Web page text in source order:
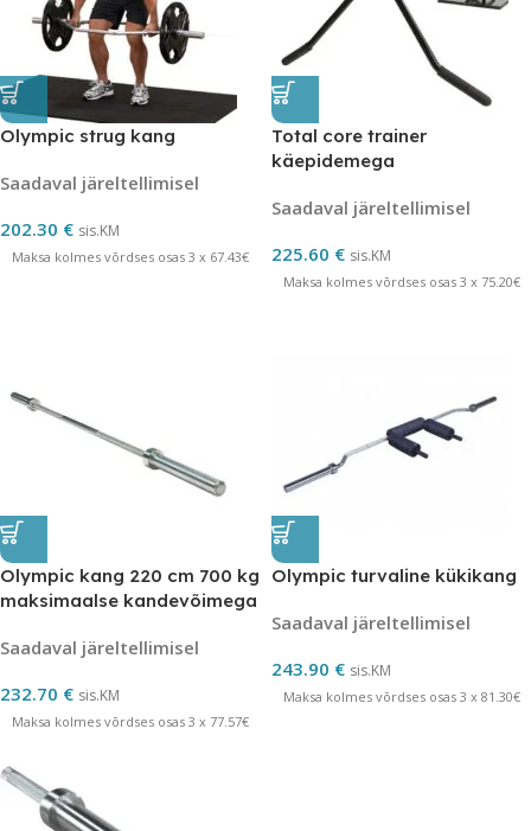
Olympic strug kang
Saadaval järeltellimisel
202.30 € sis.KM
Maksa kolmes võrdses osas 3 x 67.43€
Total core trainer
käepidemega
Saadaval järeltellimisel
225.60 € sis.KM
Maksa kolmes võrdses osas 3 x 75.20€
Olympic kang 220 cm 700 kg
maksimaalse kandevõimega
Saadaval järeltellimisel
232.70 € sis.KM
Maksa kolmes võrdses osas 3 x 77.57€
Olympic turvaline kükikang
Saadaval järeltellimisel
243.90 € sis.KM
Maksa kolmes võrdses osas 3 x 81.30€